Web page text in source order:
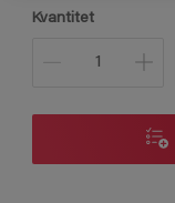
Kvantitet